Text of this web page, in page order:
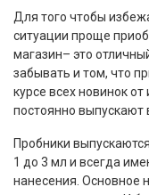
Для того чтобы
ситуации проще
магазин– это
забывать и том, что
курсе всех новинок
постоянно выпускают
Пробники
1 до 3 мл и всегда
нанесения. Основное